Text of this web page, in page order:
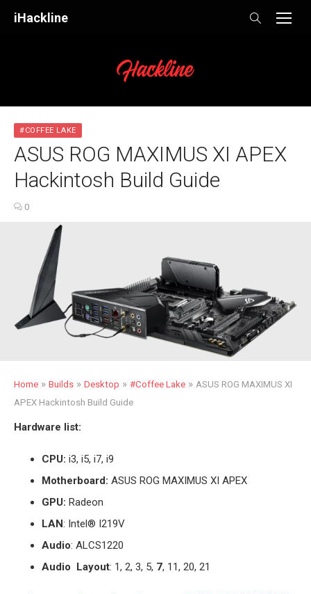
iHackline
#COFFEE LAKE
ASUS ROG MAXIMUS XI APEX
Hackintosh Build Guide
0
Home » Builds » Desktop » #Coffee Lake » ASUS ROG MAXIMUS XI
APEX Hackintosh Build Guide
Hardware list:
CPU: i3, i5, i7, i9
Motherboard: ASUS ROG MAXIMUS XI APEX
GPU: Radeon
LAN: Intel® I219V
Audio: ALCS1220
Audio Layout: 1, 2, 3, 5, 7, 11, 20, 21